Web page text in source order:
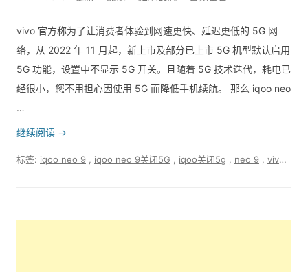
vivo 官方称为了让消费者体验到网速更快、延迟更低的 5G 网
络，从 2022 年 11 月起，新上市及部分已上市 5G 机型默认启用
5G 功能，设置中不显示 5G 开关。且随着 5G 技术迭代，耗电已
经很小，您不用担心因使用 5G 而降低手机续航。 那么 iqoo neo
…
继续阅读 →
标签: iqoo neo 9 iqoo neo 9关闭5G iqoo关闭5g neo 9 vivo关闭5G